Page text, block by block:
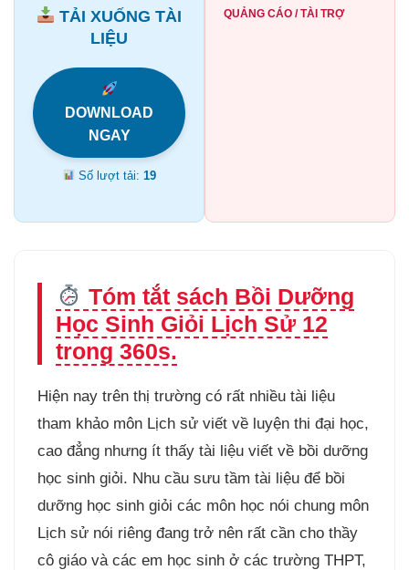
TẢI XUỐNG TÀI
LIỆU
DOWNLOAD
NGAY
Số lượt tải: 19
QUẢNG CÁO / TÀI TRỢ
Tóm tắt sách Bồi Dưỡng
Học Sinh Giỏi Lịch Sử 12
trong 360s.
Hiện nay trên thị trường có rất nhiều tài liệu
tham khảo môn Lịch sử viết về luyện thi đại học,
cao đẳng nhưng ít thấy tài liệu viết về bồi dưỡng
học sinh giỏi. Nhu cầu sưu tầm tài liệu để bồi
dưỡng học sinh giỏi các môn học nói chung môn
Lịch sử nói riêng đang trở nên rất cần cho thầy
cô giáo và các em học sinh ở các trường THPT,